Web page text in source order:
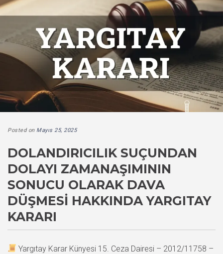
Posted on Mayıs 25, 2025
DOLANDIRICILIK SUÇUNDAN
DOLAYI ZAMANAŞIMININ
SONUCU OLARAK DAVA
DÜŞMESI HAKKINDA YARGITAY
KARARI
Yargıtay Karar Künyesi 15. Ceza Dairesi – 2012/11758 –